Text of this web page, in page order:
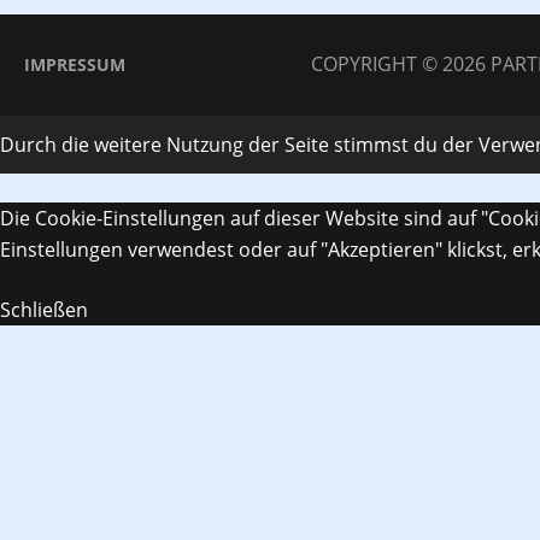
IMPRESSUM COPYRIGHT © 2026
Durch die weitere Nutzung der Seite stimmst du der
Die Cookie-Einstellungen auf dieser Website sind auf
Einstellungen verwendest oder auf "Akzeptieren" klickst,
Schließen